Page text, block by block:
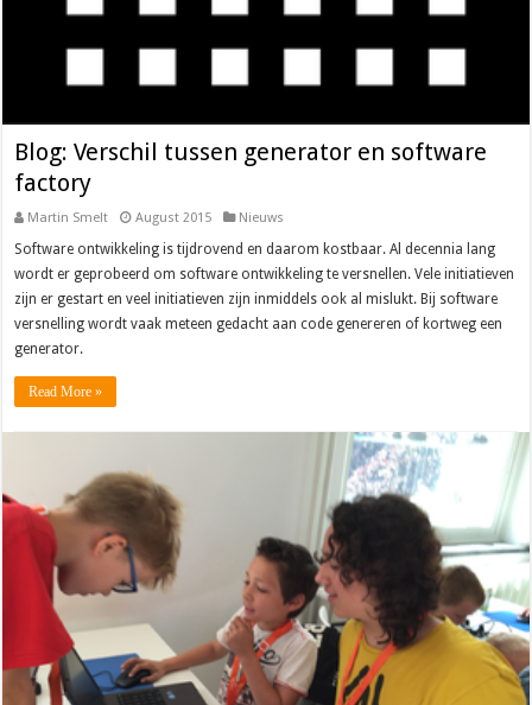
Blog: Verschil tussen generator en software
factory
Martin Smelt August 2015 Nieuws
Software ontwikkeling is tijdrovend en daarom kostbaar. Al decennia lang
wordt er geprobeerd om software ontwikkeling te versnellen. Vele initiatieven
zijn er gestart en veel initiatieven zijn inmiddels ook al mislukt. Bij software
versnelling wordt vaak meteen gedacht aan code genereren of kortweg een
generator.
Read More »